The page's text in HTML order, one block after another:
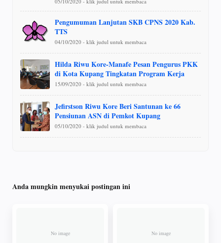
Pengumuman Lanjutan SKB CPNS 2020 Kab.
TTS
04/10/2020 - klik judul untuk membaca
Hilda Riwu Kore-Manafe Pesan Pengurus PKK
di Kota Kupang Tingkatan Program Kerja
15/09/2020 - klik judul untuk membaca
Jefirstson Riwu Kore Beri Santunan ke 66
Pensiunan ASN di Pemkot Kupang
05/10/2020 - klik judul untuk membaca
Anda mungkin menyukai postingan ini